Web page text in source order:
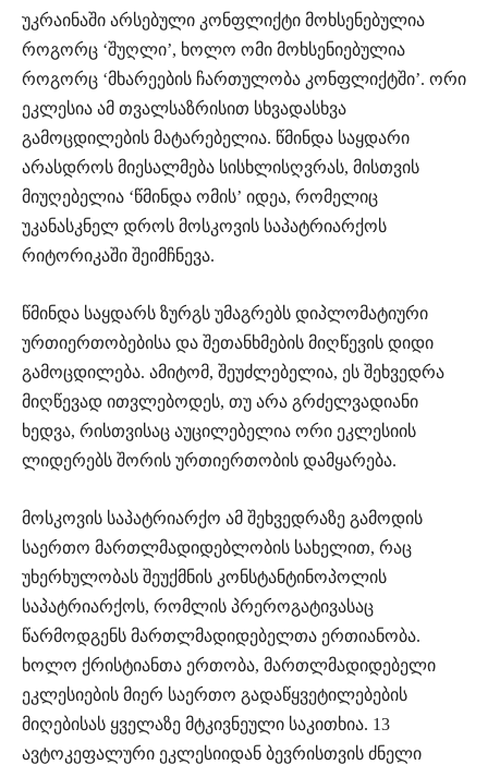
უკრაინაში არსებული კონფლიქტი მოხსენებულია
როგორც ‘შუღლი’, ხოლო ომი მოხსენიებულია
როგორც ‘მხარეების ჩართულობა კონფლიქტში’. ორი
ეკლესია ამ თვალსაზრისით სხვადასხვა
გამოცდილების მატარებელია. წმინდა საყდარი
არასდროს მიესალმება სისხლისღვრას, მისთვის
მიუღებელია ‘წმინდა ომის’ იდეა, რომელიც
უკანასკნელ დროს მოსკოვის საპატრიარქოს
რიტორიკაში შეიმჩნევა.
წმინდა საყდარს ზურგს უმაგრებს დიპლომატიური
ურთიერთობებისა და შეთანხმების მიღწევის დიდი
გამოცდილება. ამიტომ, შეუძლებელია, ეს შეხვედრა
მიღწევად ითვლებოდეს, თუ არა გრძელვადიანი
ხედვა, რისთვისაც აუცილებელია ორი ეკლესიის
ლიდერებს შორის ურთიერთობის დამყარება.
მოსკოვის საპატრიარქო ამ შეხვედრაზე გამოდის
საერთო მართლმადიდებლობის სახელით, რაც
უხერხულობას შეუქმნის კონსტანტინოპოლის
საპატრიარქოს, რომლის პრეროგატივასაც
წარმოდგენს მართლმადიდებელთა ერთიანობა.
ხოლო ქრისტიანთა ერთობა, მართლმადიდებელი
ეკლესიების მიერ საერთო გადაწყვეტილებების
მიღებისას ყველაზე მტკივნეული საკითხია. 13
ავტოკეფალური ეკლესიიდან ბევრისთვის ძნელი